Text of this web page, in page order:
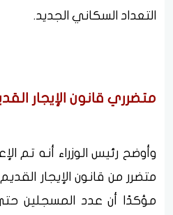
التعداد السكاني الجديد.
متضرري قانون الإيجار
وأوضح رئيس الوزراء أنه تم
متضرر من قانون الإيجار